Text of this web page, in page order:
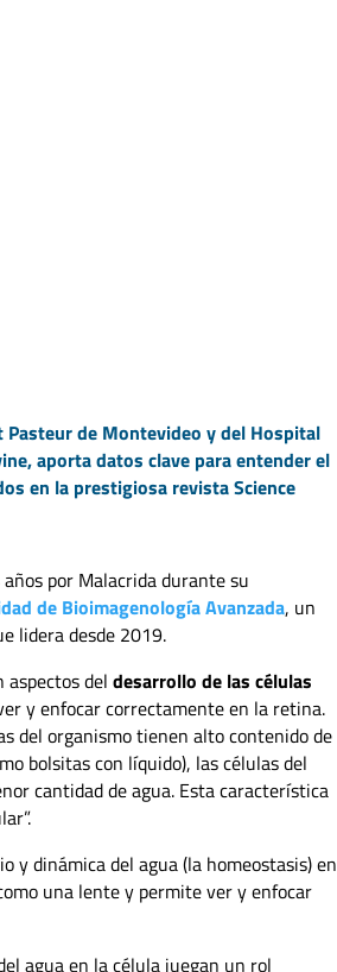
de Montevideo y del Hospital
aporta datos clave para entender el
en la prestigiosa revista Science
por Malacrida durante su
de Bioimagenología Avanzada, un
lidera desde 2019.
aspectos del desarrollo de las células
y enfocar correctamente en la retina.
del organismo tienen alto contenido de
bolsitas con líquido), las células del
cantidad de agua. Esta característica
y dinámica del agua (la homeostasis) en
una lente y permite ver y enfocar
agua en la célula juegan un rol